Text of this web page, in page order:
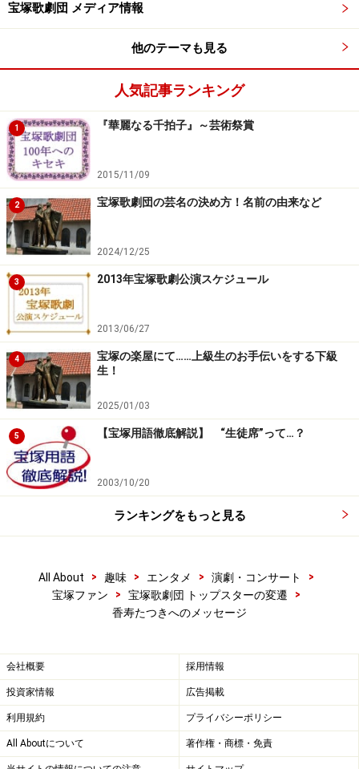
宝塚歌劇団 メディア情報
他のテーマも見る
人気記事ランキング
1 『華麗なる千拍子』～芸術祭賞
2015/11/09
2 宝塚歌劇団の芸名の決め方！名前の由来など
2024/12/25
3 2013年宝塚歌劇公演スケジュール
2013/06/27
4
宝塚の楽屋にて……上級生のお手伝いをする下級
生！
2025/01/03
5 【宝塚用語徹底解説】 “生徒席”って…？
2003/10/20
ランキングをもっと見る
All About > 趣味 > エンタメ > 演劇・コンサート
>
宝塚ファン
> 宝塚歌劇団 トップスターの変遷
>
香寿たつきへのメッセージ
会社概要 採用情報
投資家情報 広告掲載
利用規約 プライバシーポリシー
All Aboutについて 著作権・商標・免責